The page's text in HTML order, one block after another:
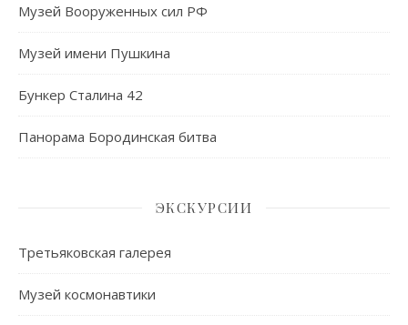
Музей Вооруженных сил РФ
Музей имени Пушкина
Бункер Сталина 42
Панорама Бородинская битва
ЭКСКУРСИИ
Третьяковская галерея
Музей космонавтики